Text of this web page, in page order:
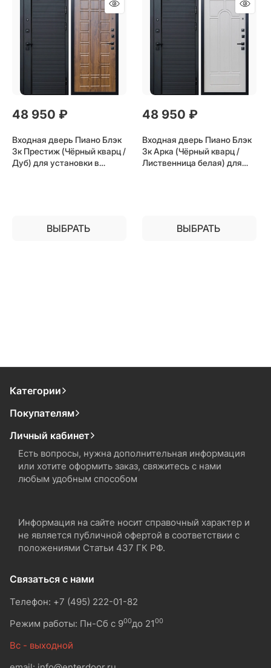
48 950 ₽
Входная дверь Пиано Блэк
3к Престиж (Чёрный кварц /
Дуб) для установки в
ВЫБРАТЬ
48 950 ₽
Входная дверь Пиано Блэк
3к Арка (Чёрный кварц /
Лиственница белая) для
ВЫБРАТЬ
Категории
Покупателям
Личный кабинет
Есть вопросы, нужна дополнительная информация
или хотите оформить заказ, свяжитесь с нами
любым удобным способом
Информация на сайте носит справочный характер и
не является публичной офертой в соответствии с
положениями Статьи 437 ГК РФ.
Связаться с нами
Телефон: +7 (495) 222-01-82
Режим работы: Пн-Сб с 900до 2100
Вс - выходной